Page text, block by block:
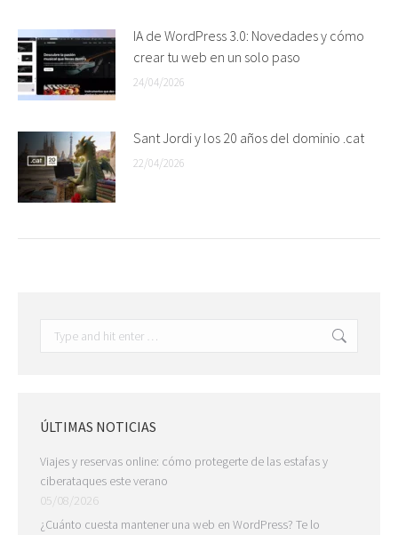
IA de WordPress 3.0: Novedades y cómo
crear tu web en un solo paso
24/04/2026
Sant Jordi y los 20 años del dominio .cat
22/04/2026
ÚLTIMAS NOTICIAS
Viajes y reservas online: cómo protegerte de las estafas y
ciberataques este verano
05/08/2026
¿Cuánto cuesta mantener una web en WordPress? Te lo